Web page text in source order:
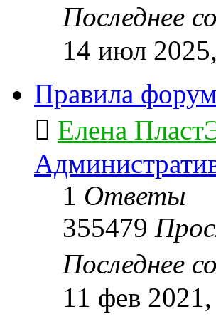
Последнее
14 июл
Правила
Елена
1 Ответы
355479
Последнее
11 фев